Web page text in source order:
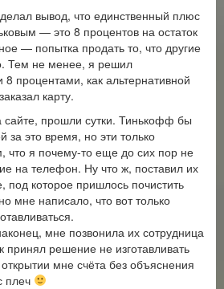
вывод, что единственный плюс
— это 8 процентов на остаток
— попытка продать то, что другие
Тем не менее, я решил
8 процентами, как альтернативной
карту.
прошли сутки. Тинькофф бы
за это время, но эти только
что я почему-то еще до сих пор не
на телефон. Ну что ж, поставил их
под которое пришлось почистить
мне написало, что вот только
мне позвонила их сотрудница
принял решение не изготавливать
мне счёта без объяснения
плеч